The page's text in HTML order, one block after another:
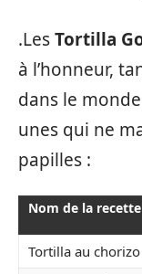
.LesTortilla
à l’honneur,
dans le
unes qui ne
papilles :
Nom de la recette
Tortilla au chorizo